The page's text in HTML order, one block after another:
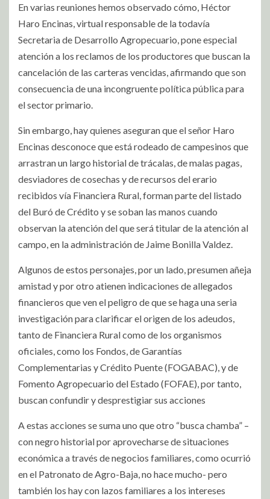
En varias reuniones hemos observado cómo, Héctor
Haro Encinas, virtual responsable de la todavía
Secretaria de Desarrollo Agropecuario, pone especial
atención a los reclamos de los productores que buscan la
cancelación de las carteras vencidas, afirmando que son
consecuencia de una incongruente política pública para
el sector primario.
Sin embargo, hay quienes aseguran que el señor Haro
Encinas desconoce que está rodeado de campesinos que
arrastran un largo historial de trácalas, de malas pagas,
desviadores de cosechas y de recursos del erario
recibidos vía Financiera Rural, forman parte del listado
del Buró de Crédito y se soban las manos cuando
observan la atención del que será titular de la atención al
campo, en la administración de Jaime Bonilla Valdez.
Algunos de estos personajes, por un lado, presumen añeja
amistad y por otro atienen indicaciones de allegados
financieros que ven el peligro de que se haga una seria
investigación para clarificar el origen de los adeudos,
tanto de Financiera Rural como de los organismos
oficiales, como los Fondos, de Garantías
Complementarias y Crédito Puente (FOGABAC), y de
Fomento Agropecuario del Estado (FOFAE), por tanto,
buscan confundir y desprestigiar sus acciones
A estas acciones se suma uno que otro “busca chamba” –
con negro historial por aprovecharse de situaciones
económica a través de negocios familiares, como ocurrió
en el Patronato de Agro-Baja, no hace mucho- pero
también los hay con lazos familiares a los intereses